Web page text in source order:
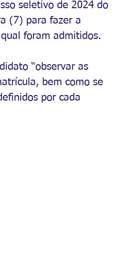
seletivo de 2024 do
(7) para fazer a
foram admitidos.
“observar as
bem como se
por cada